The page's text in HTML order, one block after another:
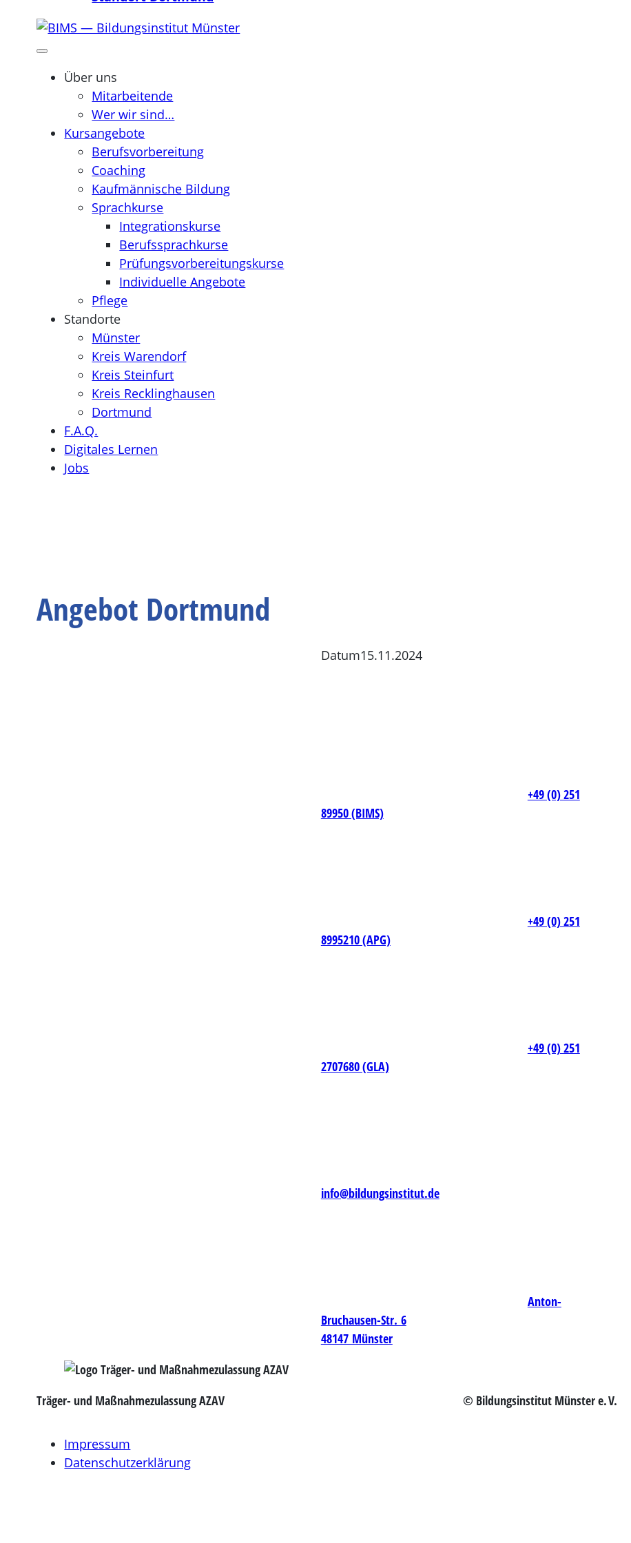
Über uns
Mitarbeitende
Wer wir sind…
Kursangebote
Berufsvorbereitung
Coaching
Kaufmännische Bildung
Sprachkurse
Integrationskurse
Berufssprachkurse
Prüfungsvorbereitungskurse
Individuelle Angebote
Pflege
Standorte
Münster
Kreis Warendorf
Kreis Steinfurt
Kreis Recklinghausen
Dortmund
F.A.Q.
Digitales Lernen
Jobs
Angebot Dortmund
Datum15.11.2024
+49 (0) 251
89950 (BIMS)
+49 (0) 251
8995210 (APG)
+49 (0) 251
2707680 (GLA)
info@bildungsinstitut.de
Anton-
Bruchausen-Str. 6
48147 Münster
Träger- und Maßnahmezulassung AZAV © Bildungsinstitut Münster e. V.
Impressum
Datenschutzerklärung